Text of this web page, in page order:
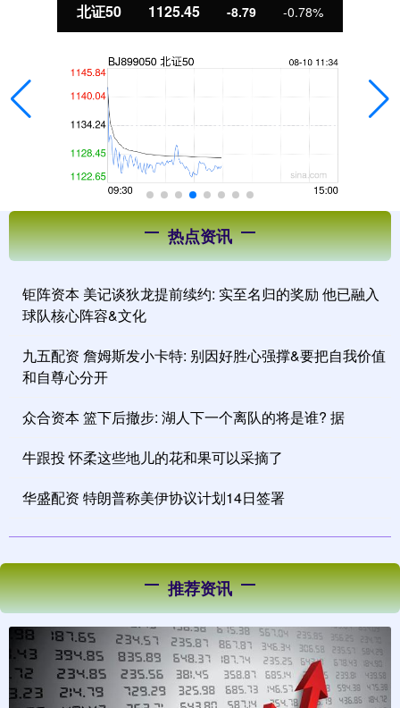
北证50 1125.45 -8.79 -0.78%
热点资讯
钜阵资本 美记谈狄龙提前续约: 实至名归的奖励 他已融入
球队核心阵容&文化
九五配资 詹姆斯发小卡特: 别因好胜心强撑&要把自我价值
和自尊心分开
众合资本 篮下后撤步: 湖人下一个离队的将是谁? 据
牛跟投 怀柔这些地儿的花和果可以采摘了
华盛配资 特朗普称美伊协议计划14日签署
推荐资讯